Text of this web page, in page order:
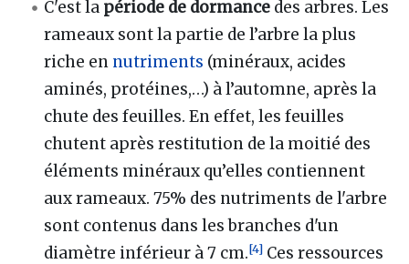
C'est la période de dormance des arbres. Les
rameaux sont la partie de l’arbre la plus
riche en nutriments (minéraux, acides
aminés, protéines,…) à l’automne, après la
chute des feuilles. En effet, les feuilles
chutent après restitution de la moitié des
éléments minéraux qu’elles contiennent
aux rameaux. 75% des nutriments de l'arbre
sont contenus dans les branches d'un
diamètre inférieur à 7 cm.[4] Ces ressources